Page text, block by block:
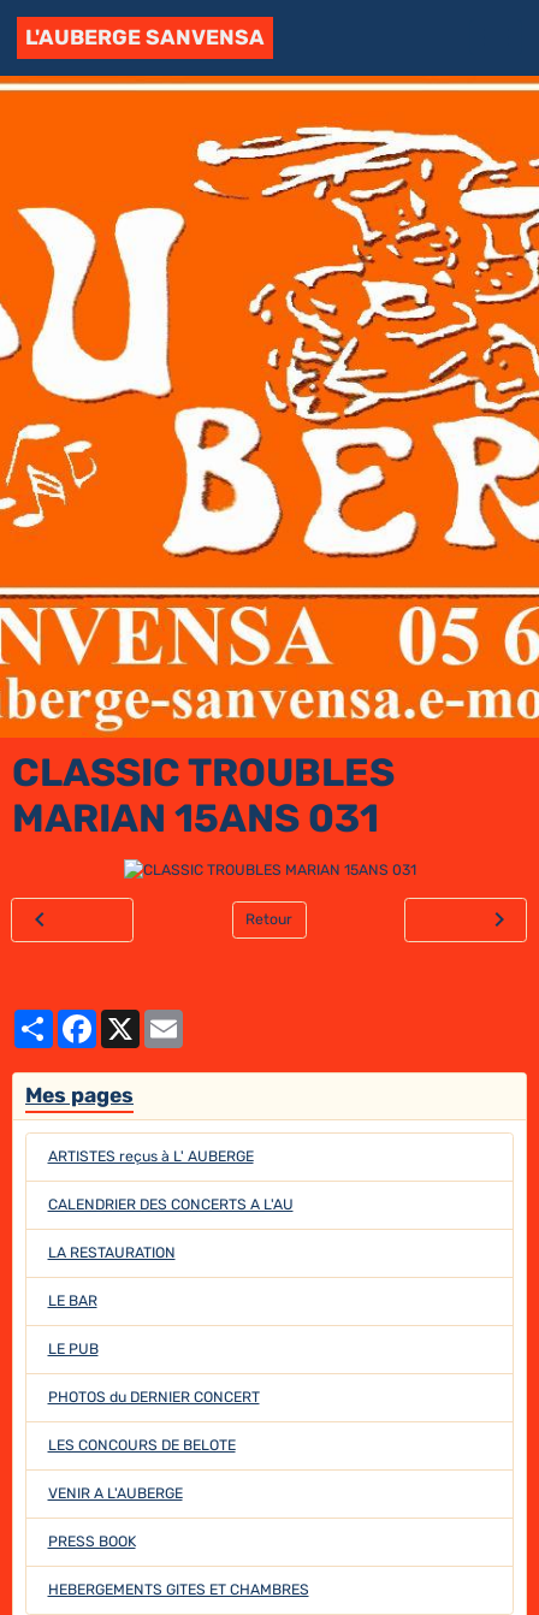
L'AUBERGE SANVENSA
CLASSIC TROUBLES
MARIAN 15ANS 031
Retour
PartagerFacebook
X
Mes pages
ARTISTES reçus à L' AUBERGE
CALENDRIER DES CONCERTS A L'AU
LA RESTAURATION
LE BAR
LE PUB
PHOTOS du DERNIER CONCERT
LES CONCOURS DE BELOTE
VENIR A L'AUBERGE
PRESS BOOK
HEBERGEMENTS GITES ET CHAMBRES